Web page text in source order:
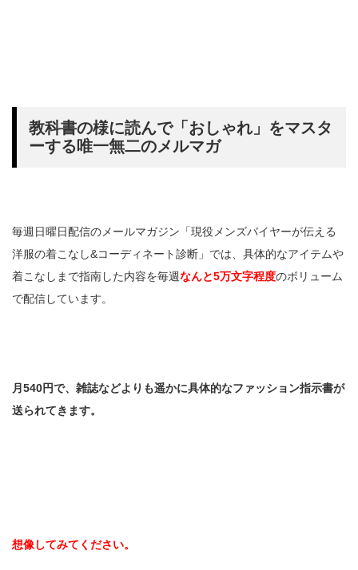
教科書の様に読んで「おしゃれ」をマスタ
ーする唯一無二のメルマガ
毎週日曜日配信のメールマガジン「現役メンズバイヤーが伝える
洋服の着こなし&コーディネート診断」では、具体的なアイテムや
着こなしまで指南した内容を毎週なんと5万文字程度のボリューム
で配信しています。
月540円で、雑誌などよりも遥かに具体的なファッション指示書が
送られてきます。
想像してみてください。